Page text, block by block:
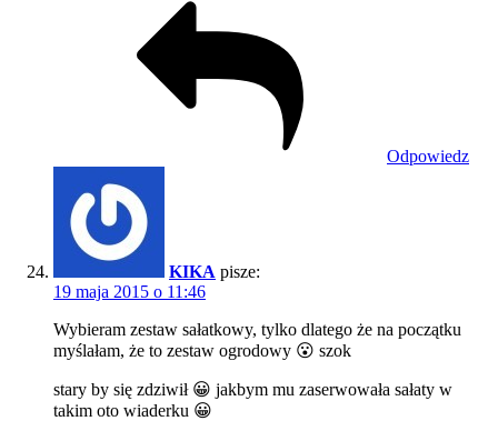
Odpowiedz
KIKA pisze:
19 maja 2015 o 11:46
Wybieram zestaw sałatkowy, tylko dlatego że na początku
myślałam, że to zestaw ogrodowy 😮 szok
stary by się zdziwił 😀 jakbym mu zaserwowała sałaty w
takim oto wiaderku 😀